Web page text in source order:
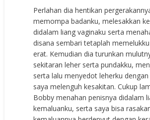
Perlahan dia hentikan
memompa badanku, melesakkan
didalam liang vaginaku serta
disana sembari tetaplah
erat. Kemudian dia turunkan
sekitaran leher serta pundakku,
serta lalu menyedot leherku
saya melenguh kesakitan. Cukup
Bobby menahan penisnya didalam
kemaluanku, serta saya bisa